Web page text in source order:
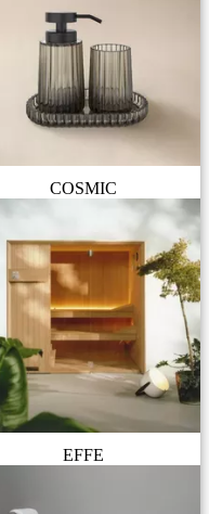
COSMIC
EFFE